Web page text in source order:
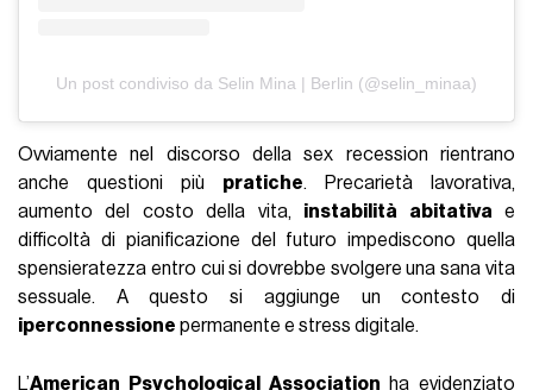
Un post condiviso da Selin Mina | Berlin (@selin_minaa)
Ovviamente nel discorso della sex recession rientrano
anche questioni più pratiche. Precarietà lavorativa,
aumento del costo della vita, instabilità abitativa e
difficoltà di pianificazione del futuro impediscono quella
spensieratezza entro cui si dovrebbe svolgere una sana vita
sessuale. A questo si aggiunge un contesto di
iperconnessione permanente e stress digitale.
L’American Psychological Association ha evidenziato